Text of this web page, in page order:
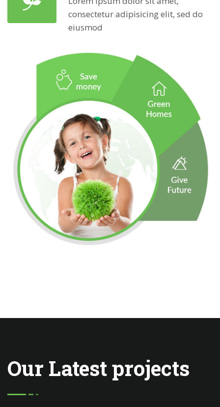
consectetur adipisicing elit, sed do
eiusmod
Our Latest projects